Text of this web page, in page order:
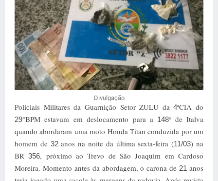
Divulgação
Policiais Militares da Guarnição Setor ZULU da4ªCIA do
29°BPM estavam em deslocamento para a 148ª de Italva
quando abordaram uma moto Honda Titan conduzida por um
homem de 32anos na noite da última sexta-feira (11/03) na
BR356, próximo ao Trevo de São Joaquim em Cardoso
Moreira. Momento antes da abordagem, o carona de21anos